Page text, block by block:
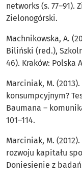
networks (s. 77–91).
Zielonogórski.
Machnikowska, A.
Biliński (red.),
46). Kraków: Polska
Marciniak, M.
konsumpcyjnym?
Baumana –
101–114.
Marciniak, M.
rozwoju kapitału
Doniesienie z